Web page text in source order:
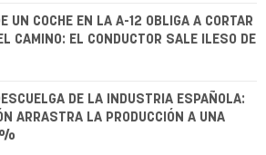
UN COCHE EN LA A-12 OBLIGA A CORTAR
CAMINO: EL CONDUCTOR SALE ILESO DE
DE LA INDUSTRIA ESPAÑOLA:
ARRASTRA LA PRODUCCIÓN A UNA